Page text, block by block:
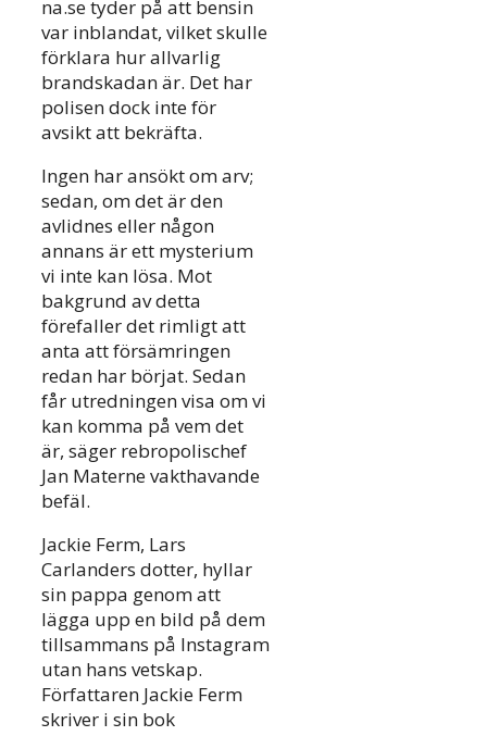
na.se tyder på att bensin
var inblandat, vilket skulle
förklara hur allvarlig
brandskadan är. Det har
polisen dock inte för
avsikt att bekräfta.
Ingen har ansökt om arv;
sedan, om det är den
avlidnes eller någon
annans är ett mysterium
vi inte kan lösa. Mot
bakgrund av detta
förefaller det rimligt att
anta att försämringen
redan har börjat. Sedan
får utredningen visa om vi
kan komma på vem det
är, säger rebropolischef
Jan Materne vakthavande
befäl.
Jackie Ferm, Lars
Carlanders dotter, hyllar
sin pappa genom att
lägga upp en bild på dem
tillsammans på Instagram
utan hans vetskap.
Författaren Jackie Ferm
skriver i sin bok